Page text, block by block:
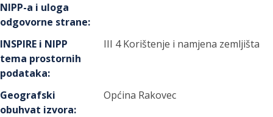
NIPP-a i uloga
odgovorne strane:
INSPIRE i NIPP
tema prostornih
podataka:
III 4 Korištenje i namjena zemljišta
Geografski
obuhvat izvora:
Općina Rakovec